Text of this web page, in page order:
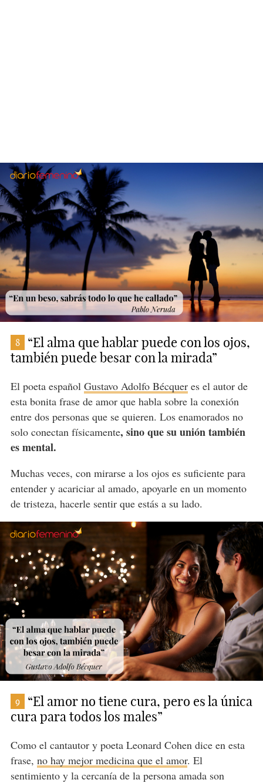
8
“El alma que hablar puede con los ojos,
también puede besar con la mirada”
El poeta español Gustavo Adolfo Bécqueres el autor de
esta bonita frase de amor que habla sobre la conexión
entre dos personas que se quieren. Los enamorados no
solo conectan físicamente, sino que su unión también
es mental.
Muchas veces, con mirarse a los ojos es suficiente para
entender y acariciar al amado, apoyarle en un momento
de tristeza, hacerle sentir que estás a su lado.
9
“El amor no tiene cura, pero es la única
cura para todos los males”
Como el cantautor y poeta Leonard Cohen dice en esta
frase, no hay mejor medicina que el amor. El
sentimiento y la cercanía de la persona amada son